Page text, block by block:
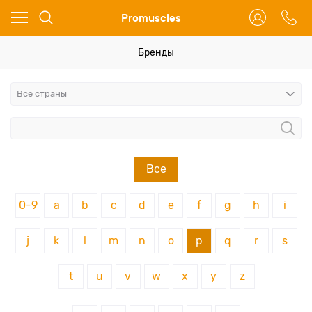
Promuscles
Бренды
Все
0-9 a b c d e f g h i
j k m n o p q r s
t u v w x y z
Ваш город - Москва,
угадали?